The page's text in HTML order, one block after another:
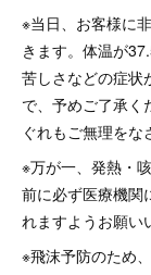
※当日、お客様に
きます。体温が
苦しさなどの症状
で、予めご了承く
ぐれもご無理をな
※万が一、発熱・
前に必ず医療機関
れますようお願い
※飛沫予防のため